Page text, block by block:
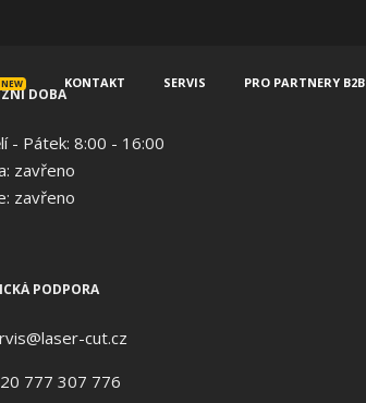
NEW KONTAKT SERVIS PRO PARTNERY B2B
DOBA
- Pátek: 8:00 - 16:00
zavřeno
zavřeno
PODPORA
cut.cz
777 307 776